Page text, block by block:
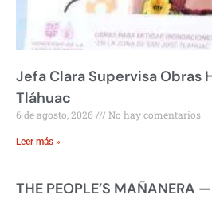
Jefa Clara Supervisa Obras
Tláhuac
6 de agosto, 2026 No hay comentarios
Leer más »
THE PEOPLE’S MAÑANERA